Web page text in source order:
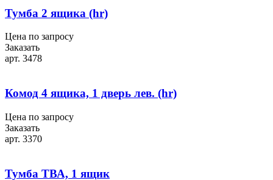
Тумба 2 ящика (hr)
Цена по запросу
Заказать
арт. 3478
Комод 4 ящика, 1 дверь лев. (hr)
Цена по запросу
Заказать
арт. 3370
Тумба ТВА, 1 ящик